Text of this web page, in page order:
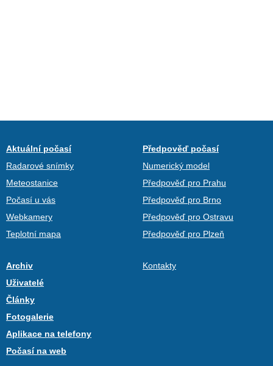
Aktuální počasí
Radarové snímky
Meteostanice
Počasí u vás
Webkamery
Teplotní mapa
Předpověď počasí
Numerický model
Předpověď pro Prahu
Předpověď pro Brno
Předpověď pro Ostravu
Předpověď pro Plzeň
Archiv
Uživatelé
Články
Fotogalerie
Aplikace na telefony
Počasí na web
Kontakty